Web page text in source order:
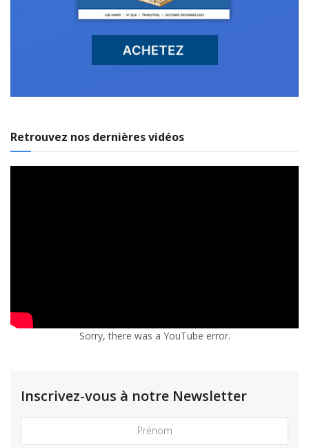
Retrouvez nos dernières vidéos
Sorry, there was a YouTube error.
Inscrivez-vous à notre Newsletter